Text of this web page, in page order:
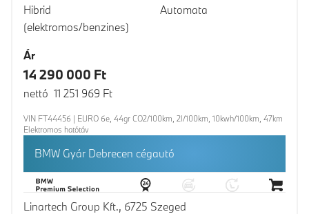
Hibrid
(elektromos/benzines)
Automata
Ár
14 290 000 Ft
nettó 11 251 969 Ft
VIN FT44456 | EURO 6e, 44gr CO2/100km, 2l/100km, 10kwh/100km, 47km
Elektromos hatótáv
BMW Gyár Debrecen cégautó
Linartech Group Kft., 6725 Szeged